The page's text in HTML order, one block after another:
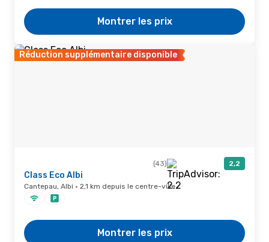
Montrer les prix
Réduction supplémentaire disponible
(43) 2,2
Class Eco Albi
Cantepau, Albi · 2,1 km depuis le centre-ville
Montrer les prix